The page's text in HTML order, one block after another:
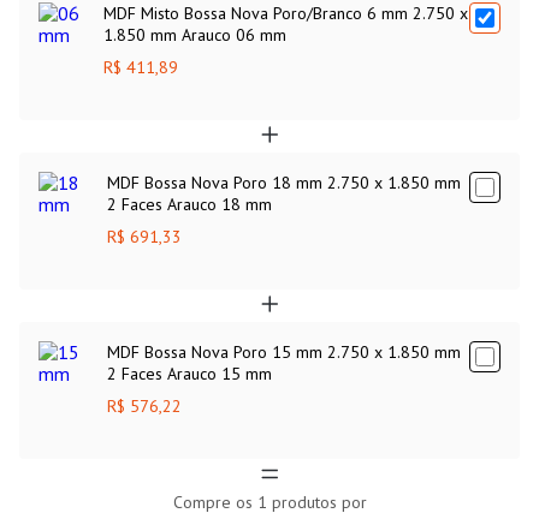
MDF Misto Bossa Nova Poro/Branco 6 mm 2.750 x
1.850 mm Arauco 06 mm
R$ 411,89
MDF Bossa Nova Poro 18 mm 2.750 x 1.850 mm
2 Faces Arauco 18 mm
R$ 691,33
MDF Bossa Nova Poro 15 mm 2.750 x 1.850 mm
2 Faces Arauco 15 mm
R$ 576,22
Compre os 1 produtos por